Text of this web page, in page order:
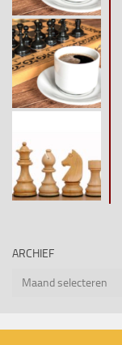
ARCHIEF
Archief